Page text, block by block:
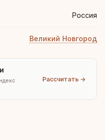
Россия
Великий Новгород
Рассчитать →